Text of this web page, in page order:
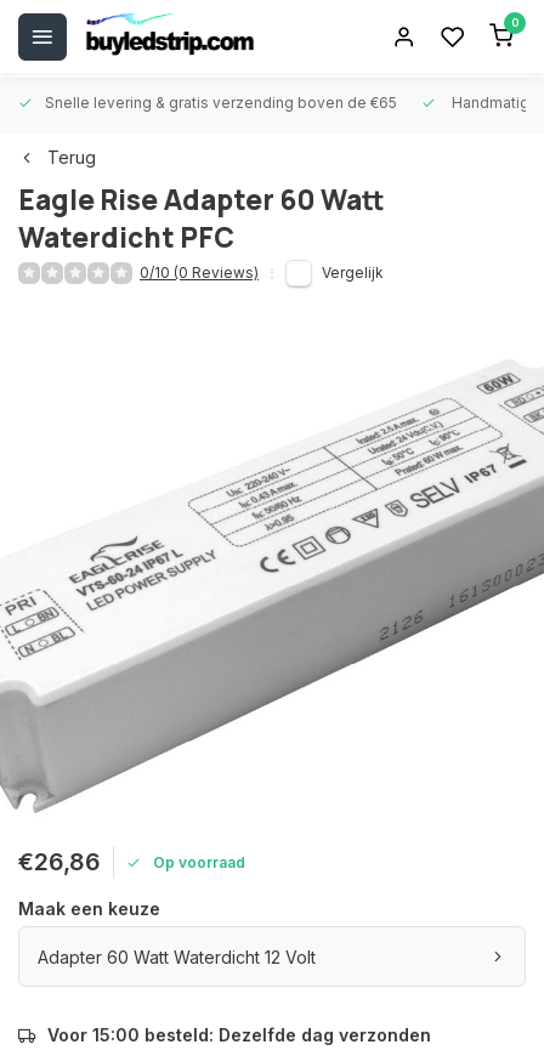
0
Snelle levering & gratis verzending boven de €65
Terug
Eagle RiseAdapter 60 Watt
Waterdicht PFC
0/10 (0 Reviews) Vergelijk
€26,86 Op voorraad
Maak een keuze
Adapter 60 Watt Waterdicht 12 Volt
Voor 15:00 besteld: Dezelfde dag verzonden